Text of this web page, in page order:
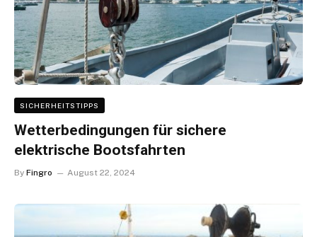
SICHERHEITSTIPPS
Wetterbedingungen für sichere
elektrische Bootsfahrten
By Fingro August 22, 2024